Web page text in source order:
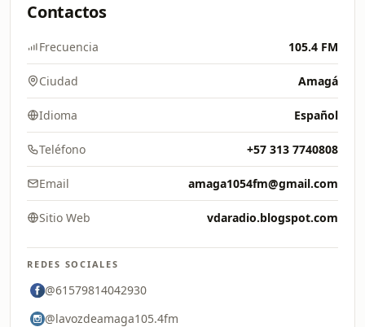
Contactos
Frecuencia 105.4 FM
Ciudad Amagá
Idioma Español
Teléfono +57 313 7740808
Email amaga1054fm@gmail.com
Sitio Web vdaradio.blogspot.com
REDES SOCIALES
@61579814042930
@lavozdeamaga105.4fm